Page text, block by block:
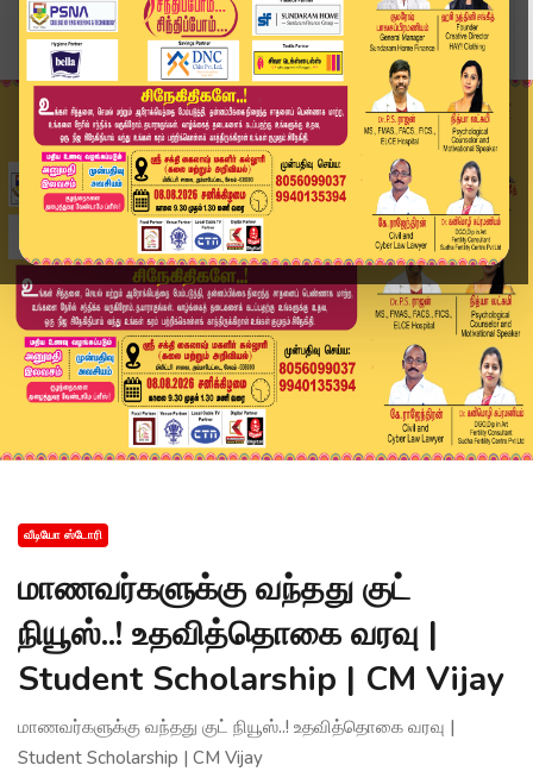
Home
வீடியோ ஸ்டோரி
மாணவர்களுக்கு வந்தது குட் நியூஸ்..! உதவித்தொகை ...
வீடியோ ஸ்டோரி
மாணவர்களுக்கு வந்தது குட்
நியூஸ்..! உதவித்தொகை வரவு |
Student Scholarship | CM Vijay
மாணவர்களுக்கு வந்தது குட் நியூஸ்..! உதவித்தொகை வரவு |
Student Scholarship | CM Vijay